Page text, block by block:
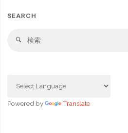
SEARCH
検
Powered by Translate